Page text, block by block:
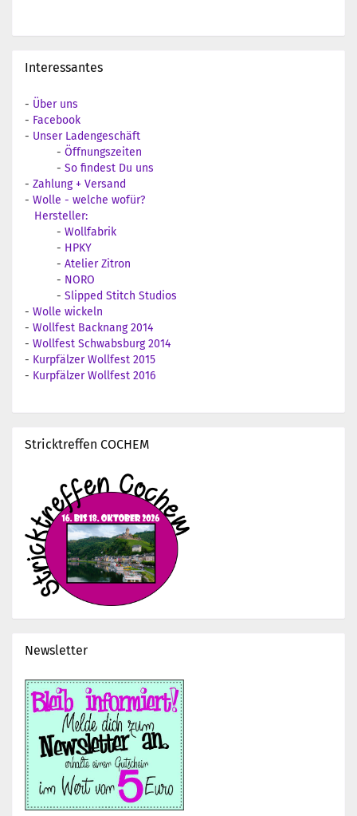
Interessantes
- Über uns
- Facebook
- Unser Ladengeschäft
- Öffnungszeiten
- So findest Du uns
- Zahlung + Versand
- Wolle - welche wofür?
Hersteller:
- Wollfabrik
- HPKY
- Atelier Zitron
- NORO
- Slipped Stitch Studios
- Wolle wickeln
- Wollfest Backnang 2014
- Wollfest Schwabsburg 2014
- Kurpfälzer Wollfest 2015
- Kurpfälzer Wollfest 2016
Stricktreffen COCHEM
Newsletter